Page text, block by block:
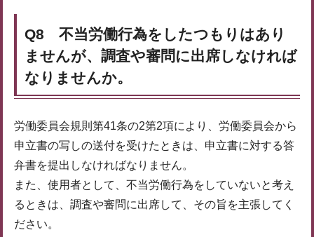
Q8 不当労働行為をしたつもりはあり
ませんが、調査や審問に出席しなければ
なりませんか。
労働委員会規則第41条の2第2項により、労働委員会から
申立書の写しの送付を受けたときは、申立書に対する答
弁書を提出しなければなりません。
また、使用者として、不当労働行為をしていないと考え
るときは、調査や審問に出席して、その旨を主張してく
ださい。